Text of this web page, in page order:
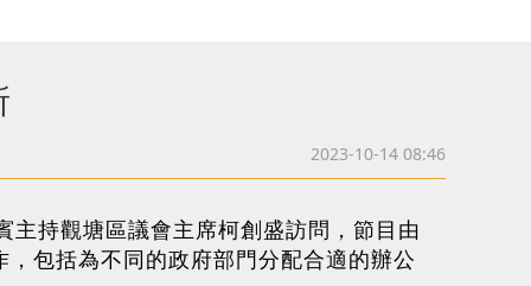
2023-10-14 08:46
持觀塘區議會主席柯創盛訪問，節目由
包括為不同的政府部門分配合適的辦公